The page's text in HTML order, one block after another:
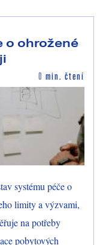
o ohrožené
0 min. čtení
systému péče o
limity a výzvami,
na potřeby
pobytových